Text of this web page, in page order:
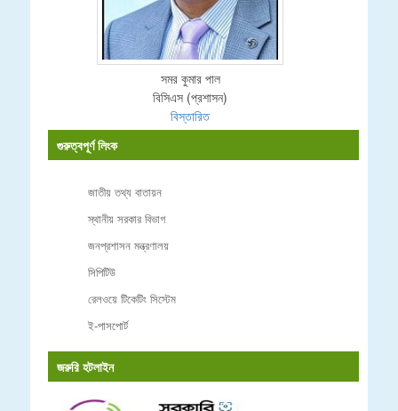
সমর কুমার পাল
বিসিএস (প্রশাসন)
বিস্তারিত
গুরুত্বপূর্ণ লিংক
জাতীয় তথ্য বাতায়ন
স্থানীয় সরকার বিভাগ
জনপ্রশাসন মন্ত্রণালয়
সিপিটিউ
রেলওয়ে টিকেটিং সিস্টেম
ই-পাসপোর্ট
জরুরি হটলাইন